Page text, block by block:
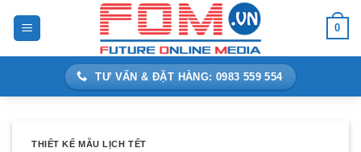
0
TƯ VẤN & ĐẶT HÀNG: 0983 559 554
THIẾT KẾ MẪU LỊCH TẾT